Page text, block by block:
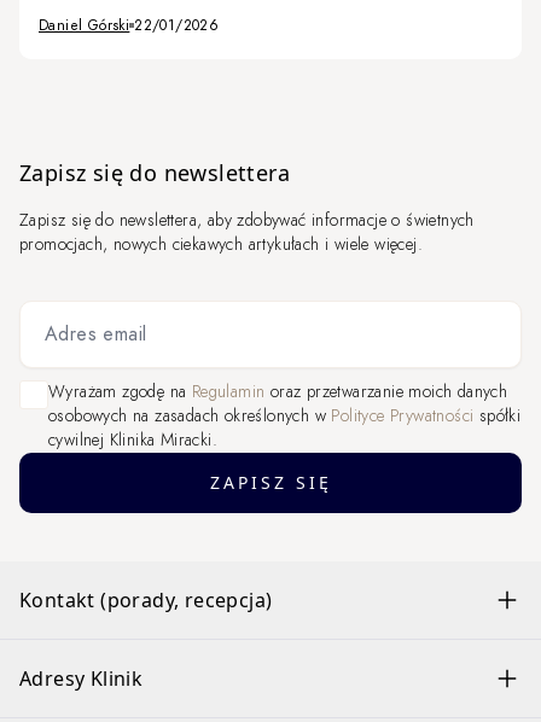
Daniel Górski 22/01/2026
Zapisz się do newslettera
Zapisz się do newslettera, aby zdobywać informacje o świetnych
promocjach, nowych ciekawych artykułach i wiele więcej.
Adres email
Wyrażam zgodę na Regulamin oraz przetwarzanie moich danych
osobowych na zasadach określonych w Polityce Prywatności spółki
cywilnej Klinika Miracki.
ZAPISZ SIĘ
Kontakt (porady, recepcja)
Adresy Klinik